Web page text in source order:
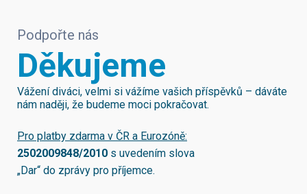
Podpořte nás
Děkujeme
Vážení diváci, velmi si vážíme vašich příspěvků – dáváte
nám naději, že budeme moci pokračovat.
Pro platby zdarma v ČR a Eurozóně:
2502009848/2010 s uvedením slova
„Dar“ do zprávy pro příjemce.